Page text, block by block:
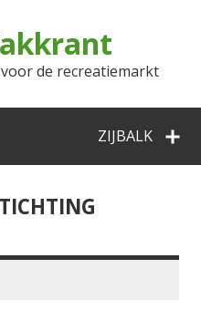
de recreatiemarkt
ZIJBALK